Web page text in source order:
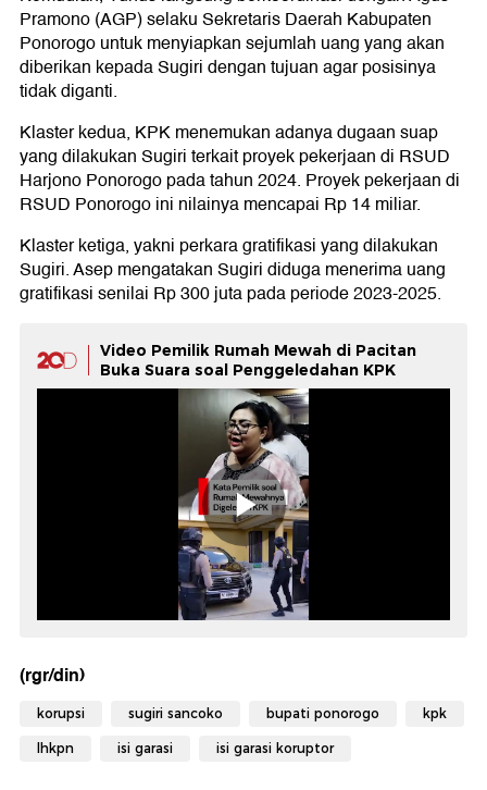
Pramono (AGP) selaku Sekretaris Daerah Kabupaten
Ponorogo untuk menyiapkan sejumlah uang yang akan
diberikan kepada Sugiri dengan tujuan agar posisinya
tidak diganti.
Klaster kedua, KPK menemukan adanya dugaan suap
yang dilakukan Sugiri terkait proyek pekerjaan di RSUD
Harjono Ponorogo pada tahun 2024. Proyek pekerjaan di
RSUD Ponorogo ini nilainya mencapai Rp 14 miliar.
Klaster ketiga, yakni perkara gratifikasi yang dilakukan
Sugiri. Asep mengatakan Sugiri diduga menerima uang
gratifikasi senilai Rp 300 juta pada periode 2023-2025.
Video Pemilik Rumah Mewah di Pacitan
Buka Suara soal Penggeledahan KPK
(rgr/din)
korupsi sugiri sancoko bupati ponorogo kpk
lhkpn isi garasi isi garasi koruptor